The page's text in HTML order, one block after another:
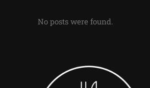
No posts were found.